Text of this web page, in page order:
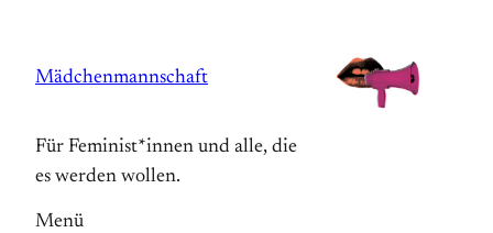
springen
Mädchenmannschaft
Für Feminist*innen und alle, die
es werden wollen.
Menü